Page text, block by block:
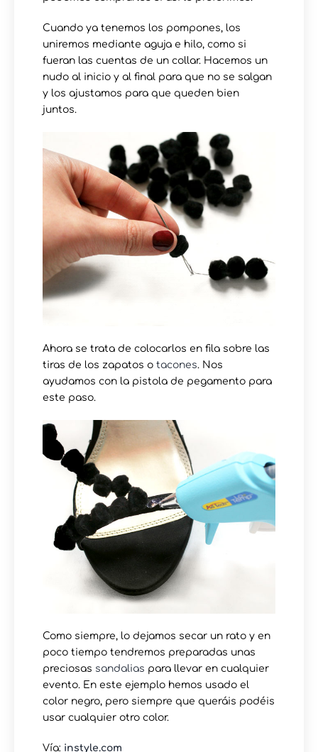
Cuando ya tenemos los pompones, los
uniremos mediante aguja e hilo, como si
fueran las cuentas de un collar. Hacemos un
nudo al inicio y al final para que no se salgan
y los ajustamos para que queden bien
juntos.
Ahora se trata de colocarlos en fila sobre las
tiras de los zapatos o tacones. Nos
ayudamos con la pistola de pegamento para
este paso.
Como siempre, lo dejamos secar un rato y en
poco tiempo tendremos preparadas unas
preciosas sandalias para llevar en cualquier
evento. En este ejemplo hemos usado el
color negro, pero siempre que queráis podéis
usar cualquier otro color.
Vía: instyle.com